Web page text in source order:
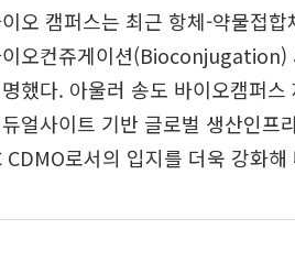
오 캠퍼스는 최근 항체-약물접
오컨쥬게이션(Bioconjugation)
했다. 아울러 송도 바이오캠퍼
얼사이트 기반 글로벌 생산인프
CDMO로서의 입지를 더욱 강화